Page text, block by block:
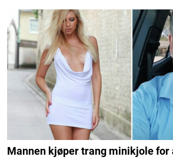
Mannen kjøper trang minikjole for